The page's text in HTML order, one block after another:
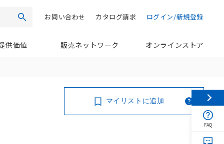
検索 ログイン/新規登録
カタログ請求
お問い合わせ
供価値 販売ネットワーク オンラインストア
マイリストに追加
FAQ